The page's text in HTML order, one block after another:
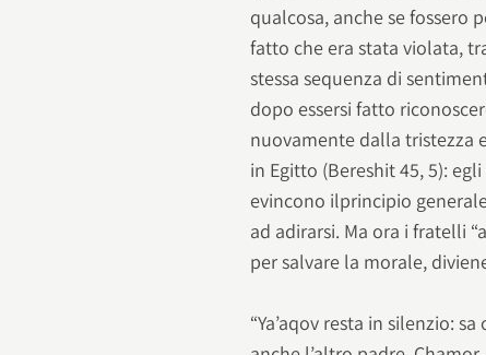
qualcosa, anche se fossero
fatto che era stata violata,
stessa sequenza di
dopo essersi fatto
nuovamente dalla tristezza
in Egitto (Bereshit 45, 5):
evincono ilprincipio
ad adirarsi. Ma ora i fratelli
per salvare la morale,
“Ya’aqov resta in silenzio: